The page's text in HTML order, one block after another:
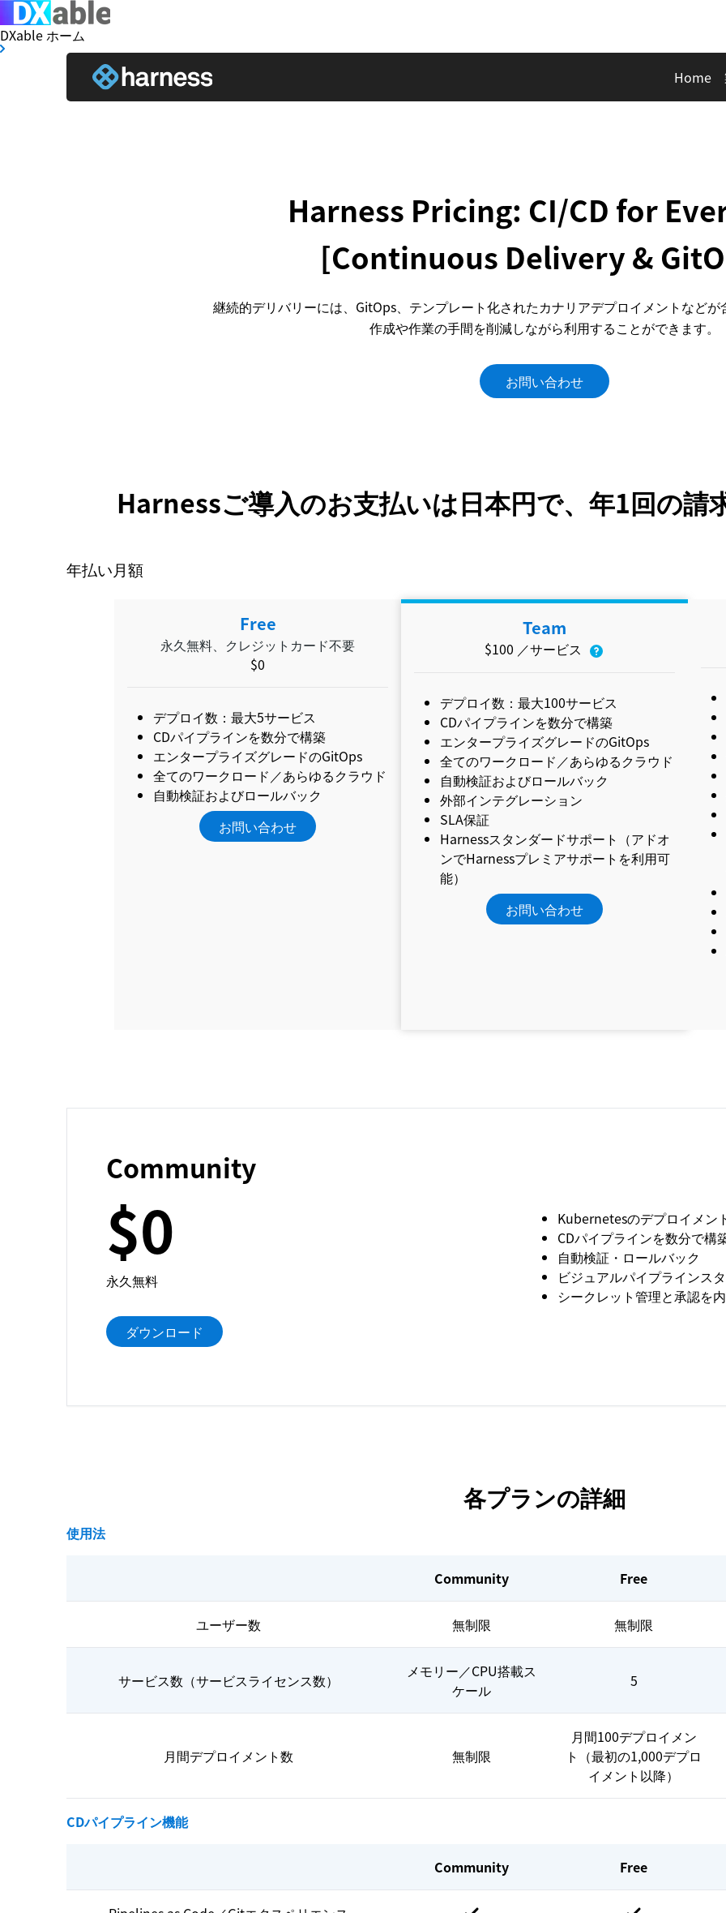
DXable ホーム
Home
Harness Pricing: CI/CD for
[Continuous Delivery &
継続的デリバリーには、GitOps、テンプレート化されたカナリアデプロイメントなどが
作成や作業の手間を削減しながら利用することができます。
お問い合わせ
Harnessご導入のお支払いは日本円で、年1回の請
年払い月額
Free
永久無料、クレジットカード不要
$0
デプロイ数：最大5サービス
CDパイプラインを数分で構築
エンタープライズグレードのGitOps
全てのワークロード／あらゆるクラウド
自動検証およびロールバック
お問い合わせ
Team
$100 ／サービス
デプロイ数：最大100サービス
CDパイプラインを数分で構築
エンタープライズグレードのGitOps
全てのワークロード／あらゆるクラウド
自動検証およびロールバック
外部インテグレーション
SLA保証
Harnessスタンダードサポート（アドオ
ンでHarnessプレミアサポートを利用可
能）
お問い合わせ
Community
$0
永久無料
ダウンロード
Kubernetesのデプロイメン
CDパイプラインを数分で構
自動検証・ロールバック
ビジュアルパイプラインス
シークレット管理と承認を
各プランの詳細
使用法
Community Free
ユーザー数 無制限 無制限
サービス数（サービスライセンス数）
メモリー／CPU搭載ス
ケール
5
月間デプロイメント数 無制限
月間100デプロイメン
ト（最初の1,000デプロ
イメント以降）
CDパイプライン機能
Community Free